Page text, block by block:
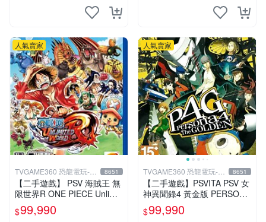
人氣賣家
TVGAME360 恐龍電玩-台
中店
8651
【二手遊戲】 PSV 海賊王 無
限世界R ONE PIECE Unlimit
ed World 中文版【台中恐龍
電玩】
$99,990
人氣賣家
TVGAME360 恐龍電玩-台
中店
8651
【二手遊戲】PSVITA PSV 女
神異聞錄4 黃金版 PERSONA
4 The GOLDEN 中文版【台
中恐龍電玩】
$99,990